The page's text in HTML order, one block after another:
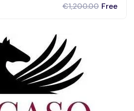
€1,200.00 Free